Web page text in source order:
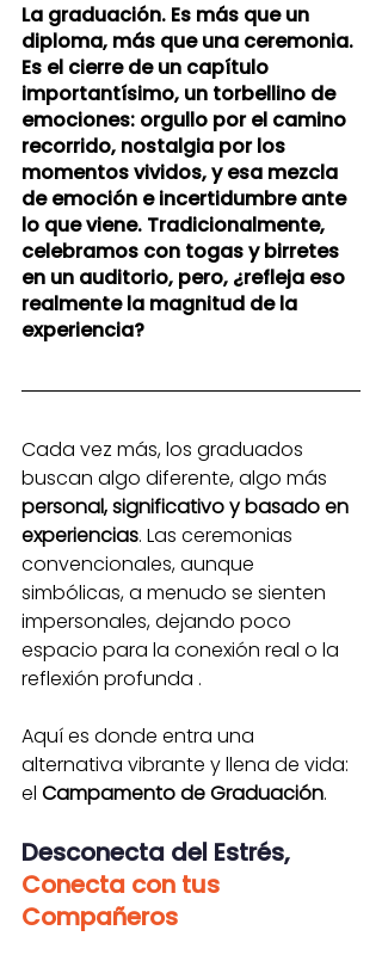
La graduación. Es más que un
diploma, más que una ceremonia.
Es el cierre de un capítulo
importantísimo, un torbellino de
emociones: orgullo por el camino
recorrido, nostalgia por los
momentos vividos, y esa mezcla
de emoción e incertidumbre ante
lo que viene. Tradicionalmente,
celebramos con togas y birretes
en un auditorio, pero, ¿refleja eso
realmente la magnitud de la
experiencia?
Cada vez más, los graduados
buscan algo diferente, algo más
personal, significativo y basado en
experiencias. Las ceremonias
convencionales, aunque
simbólicas, a menudo se sienten
impersonales, dejando poco
espacio para la conexión real o la
reflexión profunda .
Aquí es donde entra una
alternativa vibrante y llena de vida:
el Campamento de Graduación.
Desconecta del Estrés,
Conecta con tus
Compañeros